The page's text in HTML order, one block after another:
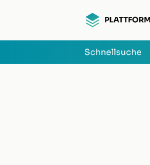
Schnellsuche